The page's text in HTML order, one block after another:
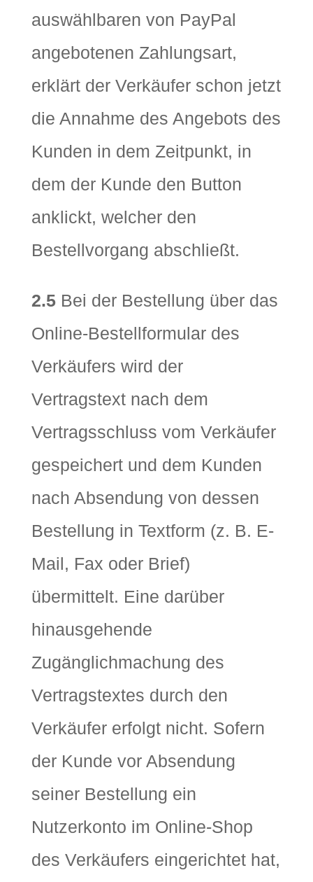
auswählbaren von PayPal
angebotenen Zahlungsart,
erklärt der Verkäufer schon jetzt
die Annahme des Angebots des
Kunden in dem Zeitpunkt, in
dem der Kunde den Button
anklickt, welcher den
Bestellvorgang abschließt.
2.5Bei der Bestellung über das
Online-Bestellformular des
Verkäufers wird der
Vertragstext nach dem
Vertragsschluss vom Verkäufer
gespeichert und dem Kunden
nach Absendung von dessen
Bestellung in Textform (z. B. E-
Mail, Fax oder Brief)
übermittelt. Eine darüber
hinausgehende
Zugänglichmachung des
Vertragstextes durch den
Verkäufer erfolgt nicht. Sofern
der Kunde vor Absendung
seiner Bestellung ein
Nutzerkonto im Online-Shop
des Verkäufers eingerichtet hat,